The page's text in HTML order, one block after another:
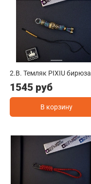
2.B. Темляк PIXIU бирюза
1545 руб
В корзину